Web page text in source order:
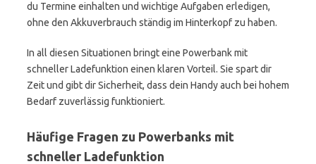
du Termine einhalten und wichtige Aufgaben erledigen,
ohne den Akkuverbrauch ständig im Hinterkopf zu haben.
In all diesen Situationen bringt eine Powerbank mit
schneller Ladefunktion einen klaren Vorteil. Sie spart dir
Zeit und gibt dir Sicherheit, dass dein Handy auch bei hohem
Bedarf zuverlässig funktioniert.
Häufige Fragen zu Powerbanks mit
schneller Ladefunktion